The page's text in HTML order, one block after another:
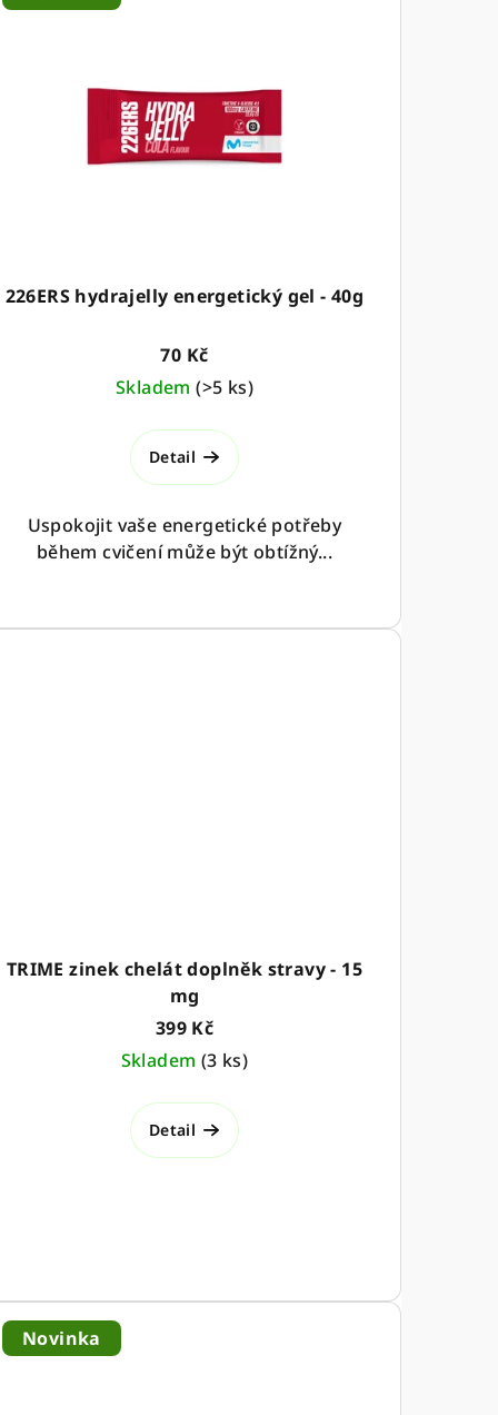
226ERS hydrajelly energetický gel - 40g
70 Kč
Skladem(>5 ks)
Detail
Uspokojit vaše energetické potřeby
během cvičení může být obtížný...
TRIME zinek chelát doplněk stravy - 15
mg
399 Kč
Skladem (3 ks)
Detail
Novinka